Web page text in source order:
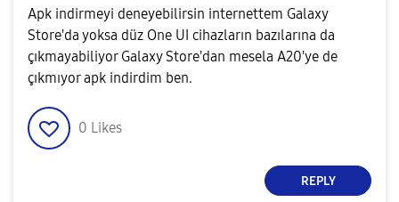
Apk indirmeyi deneyebilirsin internettem Galaxy
Store'da yoksa düz One UI cihazların bazılarına da
çıkmayabiliyor Galaxy Store'dan mesela A20'ye de
çıkmıyor apk indirdim ben.
0 Likes
REPLY